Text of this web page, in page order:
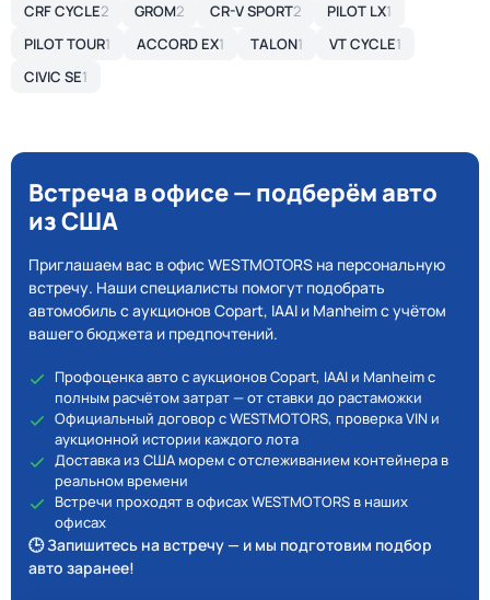
CRF CYCLE2 GROM2 CR-V SPORT2 PILOT LX1
PILOT TOUR1 ACCORD EX1 TALON1 VT CYCLE1
CIVIC SE1
Встреча в офисе — подберём авто
из США
Приглашаем вас в офис WESTMOTORS на персональную
встречу. Наши специалисты помогут подобрать
автомобиль с аукционов Copart, IAAI и Manheim с учётом
вашего бюджета и предпочтений.
Профоценка авто с аукционов Copart, IAAI и Manheim с
полным расчётом затрат — от ставки до растаможки
Официальный договор с WESTMOTORS, проверка VIN и
аукционной истории каждого лота
Доставка из США морем с отслеживанием контейнера в
реальном времени
Встречи проходят в офисах WESTMOTORS в наших
офисах
🕒 Запишитесь на встречу — и мы подготовим подбор
авто заранее!